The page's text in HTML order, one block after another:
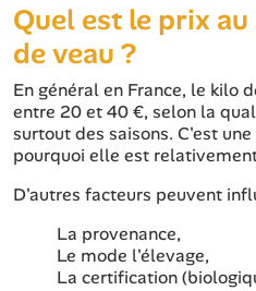
Quel est le prix
de veau ?
En général en France, le kilo
entre 20 et 40 €, selon la
surtout des saisons. C'est
pourquoi elle est
D'autres facteurs peuvent
La provenance,
Le mode l'élevage,
La certification